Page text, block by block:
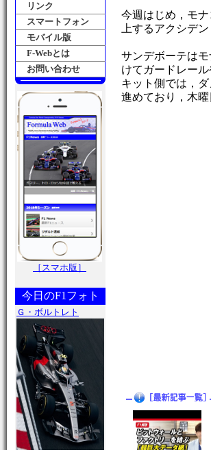
リンク
スマートフォン
モバイル版
F-Webとは
お問い合わせ
［スマホ版］
今日のF1フォト
Ｇ・ボルトレト
今週はじめ，モ
上するアクシデ
サンデボーテは
けてガードレー
キット側では，
進めており，木